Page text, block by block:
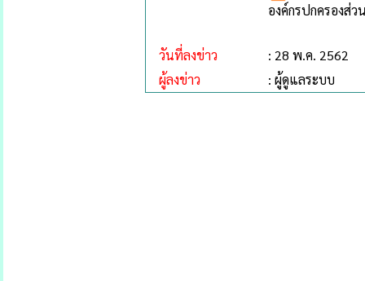
องค์กรปกครองส่
วันที่ลงข่าว
: 28 พ.ค. 2562
ผู้ลงข่าว
: ผู้ดูแลระบบ